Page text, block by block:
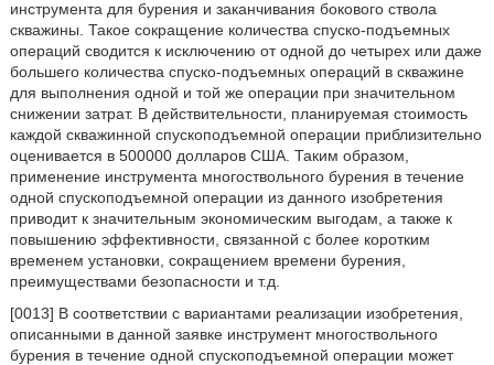
инструмента для бурения и заканчивания бокового ствола
скважины. Такое сокращение количества спуско-подъемных
операций сводится к исключению от одной до четырех или даже
большего количества спуско-подъемных операций в скважине
для выполнения одной и той же операции при значительном
снижении затрат. В действительности, планируемая стоимость
каждой скважинной спускоподъемной операции приблизительно
оценивается в 500000 долларов США. Таким образом,
применение инструмента многоствольного бурения в течение
одной спускоподъемной операции из данного изобретения
приводит к значительным экономическим выгодам, а также к
повышению эффективности, связанной с более коротким
временем установки, сокращением времени бурения,
преимуществами безопасности и т.д.
[0013] В соответствии с вариантами реализации изобретения,
описанными в данной заявке инструмент многоствольного
бурения в течение одной спускоподъемной операции может